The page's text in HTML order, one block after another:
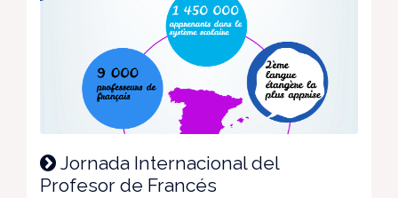
Jornada Internacional del
Profesor de Francés